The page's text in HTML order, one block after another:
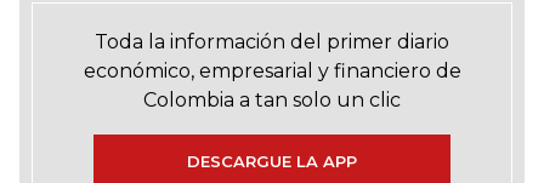
Toda la información del primer diario
económico, empresarial y financiero de
Colombia a tan solo un clic
DESCARGUE LA APP